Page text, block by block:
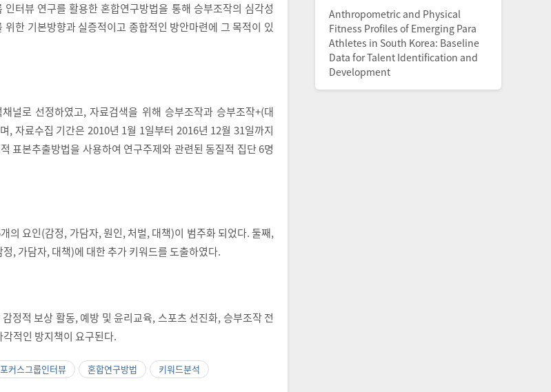
터뷰 연구를 활용한 혼합연구방법을 통해 승부조작의 심각성
한 기본방향과 실증적이고 종합적인 방안마련에 그 목적이 있
널로 선정하였고, 자료검색을 위해 승부조작과 승부조작+(대
, 자료수집 기간은 2010년 1월 1일부터 2016년 12월 31일까지
표본추출방법을 사용하여 연구주제와 관련된 동질적 집단 6명
의 요인(감정, 가담자, 원인, 처벌, 대책)이 범주화 되었다. 둘째,
, 가담자, 대책)에 대한 추가 키워드를 도출하였다.
정적 보상 활동, 예방 및 윤리교육, 스포츠 선진화, 승부조작 전
적인 방지책이 요구된다.
포커스그룹인터뷰 혼합연구방법 키워드분석
Anthropometric and Physical
Fitness Profiles of Emerging Para
Athletes in South Korea: Baseline
Data for Talent Identification and
Development